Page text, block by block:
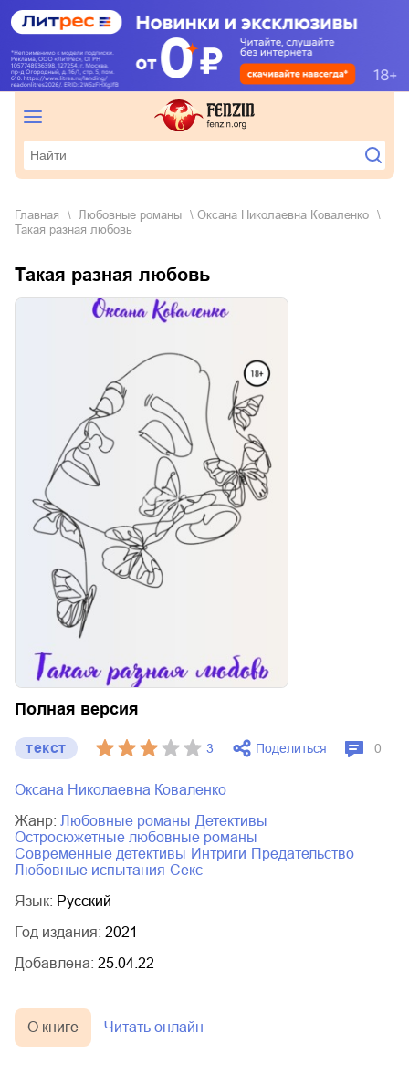
Главная любовные романы
Оксана Николаевна Коваленко
Такая разная любовь
Такая разная любовь
Полная версия
текст 3 Поделиться 0
Оксана Николаевна Коваленко
Жанр:
любовные романы
детективы
остросюжетные любовные романы
современные детективы
интриги
предательство
любовные испытания
секс
Язык: Русский
Год издания: 2021
Добавлена: 25.04.22
О книге Читать онлайн